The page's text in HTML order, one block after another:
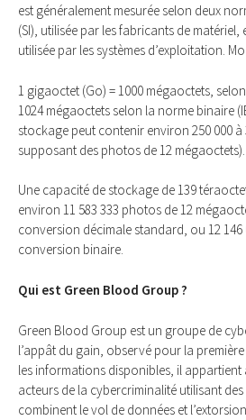
est généralement mesurée selon deux
(SI), utilisée par les fabricants de matériel,
utilisée par les systèmes d’exploitation.
1 gigaoctet (Go) = 1000 mégaoctets,
1024 mégaoctets selon la norme binaire
stockage peut contenir environ 250 000 à
supposant des photos de 12 mégaoctets).
Une capacité de stockage de 139
environ 11 583 333 photos de 12
conversion décimale standard, ou 12
conversion binaire.
Qui est Green Blood Group ?
Green Blood Group est un groupe de
l’appât du gain, observé pour la
les informations disponibles, il appartient
acteurs de la cybercriminalité utilisant
combinent le vol de données et